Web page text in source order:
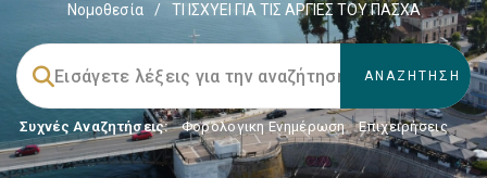
Νομοθεσία
/ ΤΙ ΙΣΧΥΕΙ ΓΙΑ ΤΙΣ ΑΡΓΙΕΣ ΤΟΥ ΠΑΣΧΑ
Συχνές Αναζητήσεις: Φορολογικη Ενημέρωση, Επιχειρήσεις